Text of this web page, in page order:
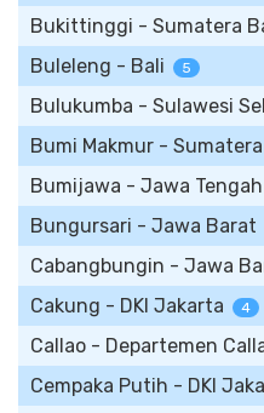
Bukittinggi - Sumatera
Buleleng - Bali 5
Bulukumba - Sulawesi
Bumi Makmur -
Bumijawa - Jawa Tengah
Bungursari - Jawa Barat
Cabangbungin - Jawa
Cakung - DKI Jakarta 4
Callao - Departemen
Cempaka Putih - DKI